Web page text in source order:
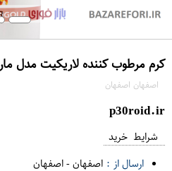
کرم مرطوب کننده لاریکیت مدل ماری گلد
اصفهان اصفهان
p30roid.ir
شرایط خرید
ارسال از : اصفهان-اصفهان